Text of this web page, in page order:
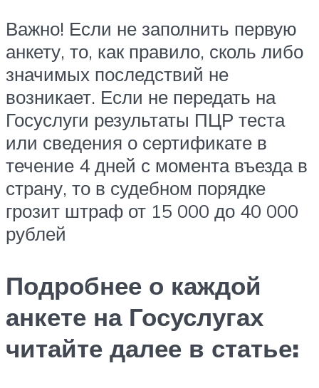
Важно! Если не заполнить первую
анкету, то, как правило, сколь либо
значимых последствий не
возникает. Если не передать на
Госуслуги результаты ПЦР теста
или сведения о сертификате в
течение 4 дней с момента въезда в
страну, то в судебном порядке
грозит штраф от 15 000 до 40 000
рублей
Подробнее о каждой
анкете на Госуслугах
читайте далее в статье: